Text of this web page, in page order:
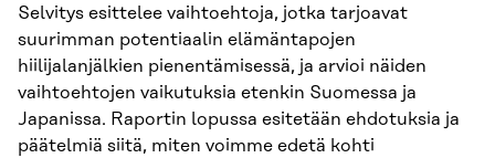
Selvitys esittelee vaihtoehtoja, jotka tarjoavat
suurim­man potentiaalin elämäntapojen
hiilijalanjälkien pienentämisessä, ja arvioi näiden
vaihtoehto­jen vaikutuksia etenkin Suomessa ja
Japanissa. Raportin lopussa esitetään ehdotuksia ja
päätel­miä siitä, miten voimme edetä kohti